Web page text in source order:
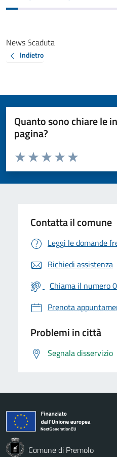
News Scaduta
Indietro
Quanto sono chiare le
pagina?
Valuta da 1 a 5 stelle la pagina
Valuta 5
Valuta 4 stelle su
Valuta 3 stelle su 5
Valuta 2 stelle su 5
Valuta 1 stelle su 5
Contatta il comune
Leggi le domande
Richiedi assistenza
Chiama il numero
Prenota
Problemi in città
Segnala disservizio
Comune di Premolo